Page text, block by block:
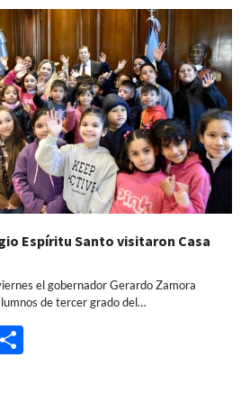
Espíritu Santo visitaron Casa
el gobernador Gerardo Zamora
de tercer grado del…